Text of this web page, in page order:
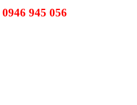
945 056